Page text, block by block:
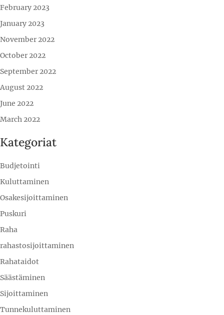
February 2023
January 2023
November 2022
October 2022
September 2022
August 2022
June 2022
March 2022
Kategoriat
Budjetointi
Kuluttaminen
Osakesijoittaminen
Puskuri
Raha
rahastosijoittaminen
Rahataidot
Säästäminen
Sijoittaminen
Tunnekuluttaminen